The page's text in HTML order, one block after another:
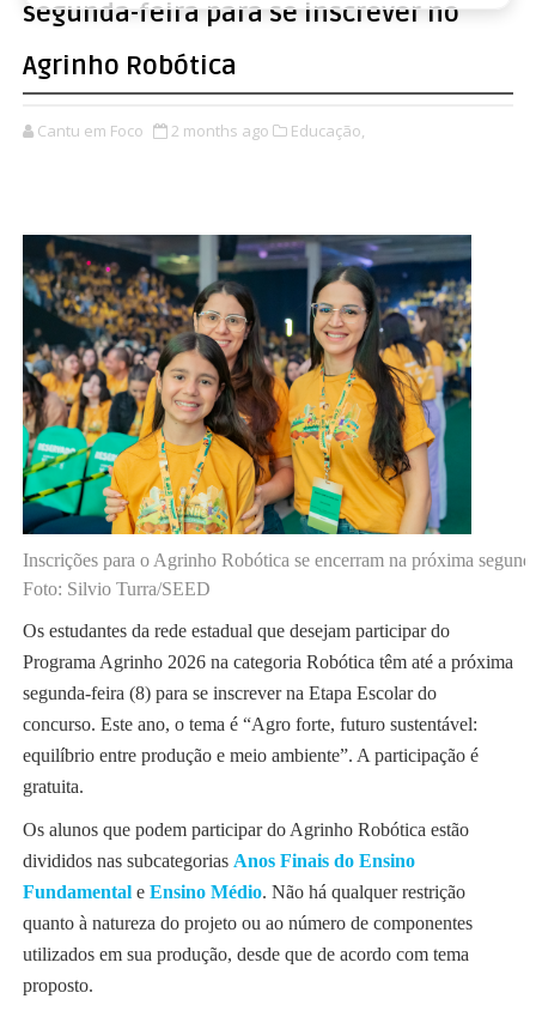
segunda-feira para se inscrever no
Agrinho Robótica
Cantu em Foco 2 months ago Educação,
Inscrições para o Agrinho Robótica se encerram na próxima
Foto: Silvio Turra/SEED
Os estudantes da rede estadual que desejam participar do
Programa Agrinho 2026 na categoria Robótica têm até a próxima
segunda-feira (8) para se inscrever na Etapa Escolar do
concurso. Este ano, o tema é “Agro forte, futuro sustentável:
equilíbrio entre produção e meio ambiente”. A participação é
gratuita.
Os alunos que podem participar do Agrinho Robótica estão
divididos nas subcategorias Anos Finais do Ensino
Fundamental e Ensino Médio. Não há qualquer restrição
quanto à natureza do projeto ou ao número de componentes
utilizados em sua produção, desde que de acordo com tema
proposto.